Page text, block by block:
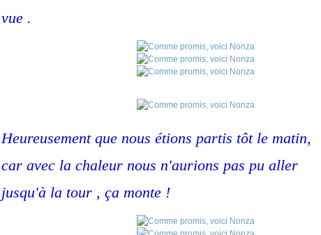
vue .
Heureusement que nous étions partis tôt le matin,
car avec la chaleur nous n'aurions pas pu aller
jusqu'à la tour , ça monte !